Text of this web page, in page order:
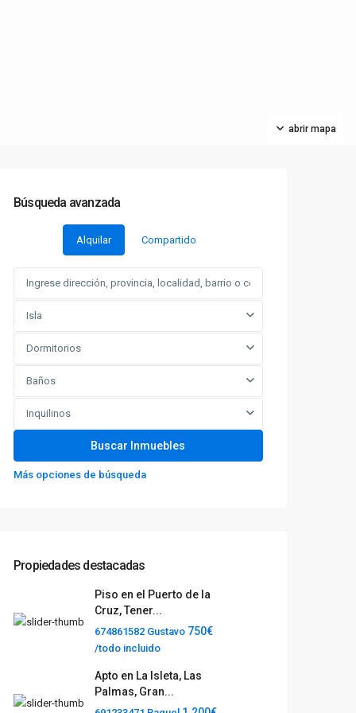
abrir mapa
Búsqueda avanzada
Alquilar Compartido
Isla
Dormitorios
Baños
Inquilinos
Más opciones de búsqueda
Propiedades destacadas
Piso en el Puerto de la
Cruz, Tener...
674861582 Gustavo 750€
/todo incluido
Apto en La Isleta, Las
Palmas, Gran...